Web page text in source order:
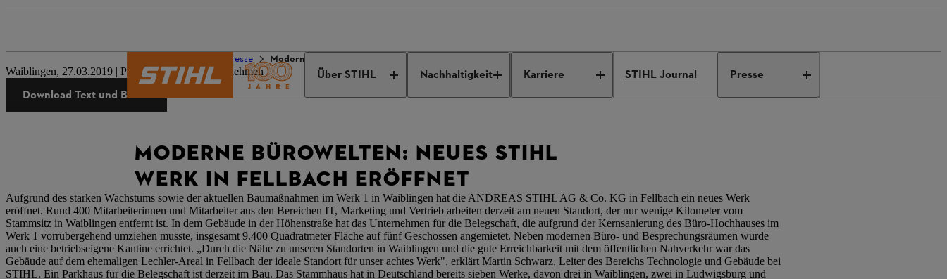
Über STIHL Nachhaltigkeit Karriere STIHL Journal Presse
Presse Moderne Bürowelten: Neues STIHL Werk in Fellbach eröffnet
Waiblingen, 27.03.2019 | Presseinformation Unternehmen
Download Text und Bilder
MODERNE BÜROWELTEN: NEUES STIHL
WERK IN FELLBACH ERÖFFNET
Aufgrund des starken Wachstums sowie der aktuellen Baumaßnahmen im Werk 1 in Waiblingen hat die ANDREAS STIHL AG & Co. KG in Fellbach ein neues Werk
eröffnet. Rund 400 Mitarbeiterinnen und Mitarbeiter aus den Bereichen IT, Marketing und Vertrieb arbeiten derzeit am neuen Standort, der nur wenige Kilometer vom
Stammsitz in Waiblingen entfernt ist. In dem Gebäude in der Höhenstraße hat das Unternehmen für die Belegschaft, die aufgrund der Kernsanierung des Büro-Hochhauses im
Werk 1 vorrübergehend umziehen musste, insgesamt 9.400 Quadratmeter Fläche auf fünf Geschossen angemietet. Neben modernen Büro- und Besprechungsräumen wurde
auch eine betriebseigene Kantine errichtet. „Durch die Nähe zu unseren Standorten in Waiblingen und die gute Erreichbarkeit mit dem öffentlichen Nahverkehr war das
Gebäude auf dem ehemaligen Lechler-Areal in Fellbach der ideale Standort für unser achtes Werk", erklärt Martin Schwarz, Leiter des Bereichs Technologie und Gebäude bei
STIHL. Ein Parkhaus für die Belegschaft ist derzeit im Bau. Das Stammhaus hat in Deutschland bereits sieben Werke, davon drei in Waiblingen, zwei in Ludwigsburg und